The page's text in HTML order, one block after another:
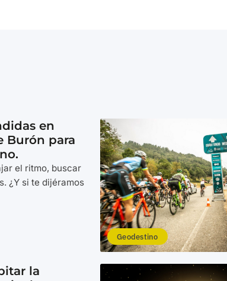
en
Burón para
el ritmo, buscar
¿Y si te dijéramos
Geodestino
la